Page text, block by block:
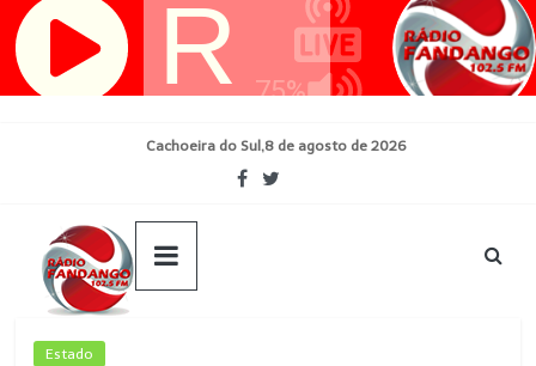
Pular
para
Cachoeira do Sul,8 de agosto de 2026
Estado